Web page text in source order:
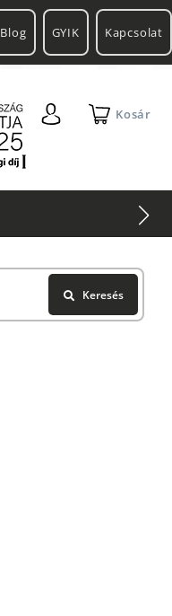
Blog GYIK Kapcsolat
Kosár
Keresés